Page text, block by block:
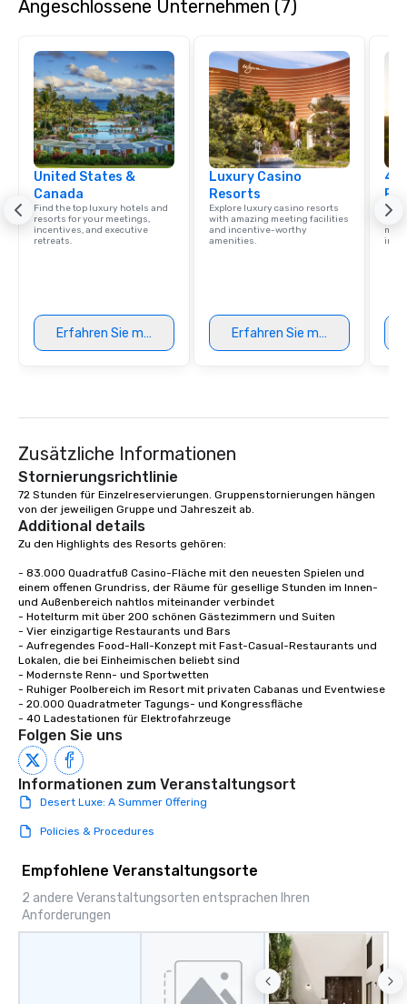
Angeschlossene Unternehmen (7)
United States &
Canada
Find the top luxury hotels and
resorts for your meetings,
incentives, and executive
retreats.
Erfahren Sie mehr
Luxury Casino
Resorts
Explore luxury casino resorts
with amazing meeting facilities
and incentive-worthy
amenities.
Erfahren Sie mehr
4
Zusätzliche Informationen
Stornierungsrichtlinie
72 Stunden für Einzelreservierungen. Gruppenstornierungen hängen
von der jeweiligen Gruppe und Jahreszeit ab.
Additional details
Zu den Highlights des Resorts gehören:
- 83.000 Quadratfuß Casino-Fläche mit den neuesten Spielen und
einem offenen Grundriss, der Räume für gesellige Stunden im Innen-
und Außenbereich nahtlos miteinander verbindet
- Hotelturm mit über 200 schönen Gästezimmern und Suiten
- Vier einzigartige Restaurants und Bars
- Aufregendes Food-Hall-Konzept mit Fast-Casual-Restaurants und
Lokalen, die bei Einheimischen beliebt sind
- Modernste Renn- und Sportwetten
- Ruhiger Poolbereich im Resort mit privaten Cabanas und Eventwiese
- 20.000 Quadratmeter Tagungs- und Kongressfläche
- 40 Ladestationen für Elektrofahrzeuge
Folgen Sie uns
Informationen zum Veranstaltungsort
Desert Luxe: A Summer Offering
Policies & Procedures
Empfohlene Veranstaltungsorte
2 andere Veranstaltungsorten entsprachen Ihren
Anforderungen